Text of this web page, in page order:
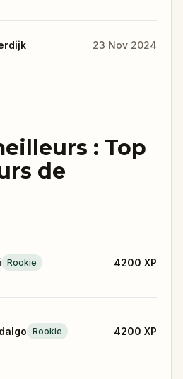
23 Nov 2024
: Top
de
Rookie 4200 XP
Rookie 4200 XP